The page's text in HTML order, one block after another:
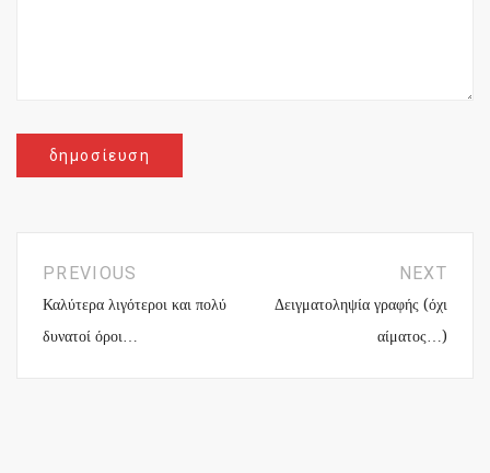
PREVIOUS
Καλύτερα λιγότεροι και πολύ
δυνατοί όροι…
NEXT
Δειγματοληψία γραφής (όχι
αίματος…)